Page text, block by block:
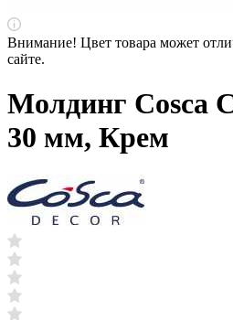
Внимание! Цвет товара может
сайте.
Молдинг Cosca
30 мм, Крем